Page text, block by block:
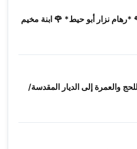
نزار أبو حيط* 🌹 ابنة مخيم
والعمرة إلى الديار المقدسة/